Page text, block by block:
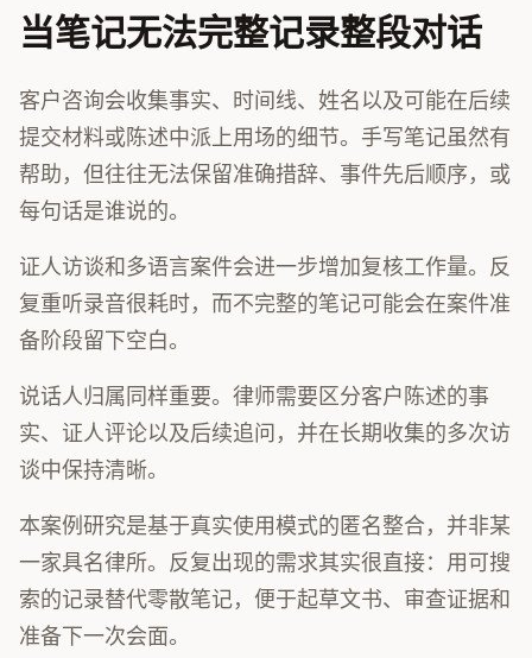
当笔记无法完整记录整段对话
客户咨询会收集事实、时间线、姓名以及可能在后续
提交材料或陈述中派上用场的细节。手写笔记虽然有
帮助，但往往无法保留准确措辞、事件先后顺序，或
每句话是谁说的。
证人访谈和多语言案件会进一步增加复核工作量。反
复重听录音很耗时，而不完整的笔记可能会在案件准
备阶段留下空白。
说话人归属同样重要。律师需要区分客户陈述的事
实、证人评论以及后续追问，并在长期收集的多次访
谈中保持清晰。
本案例研究是基于真实使用模式的匿名整合，并非某
一家具名律所。反复出现的需求其实很直接：用可搜
索的记录替代零散笔记，便于起草文书、审查证据和
准备下一次会面。